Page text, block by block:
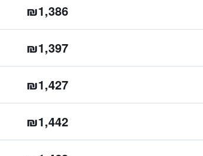
₪1,386
₪1,397
₪1,427
₪1,442